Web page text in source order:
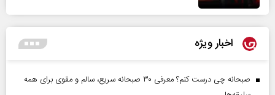
اخبار ویژه
صبحانه چی درست کنم؟ معرفی ۳۰ صبحانه سریع، سالم و مقوی برای همه